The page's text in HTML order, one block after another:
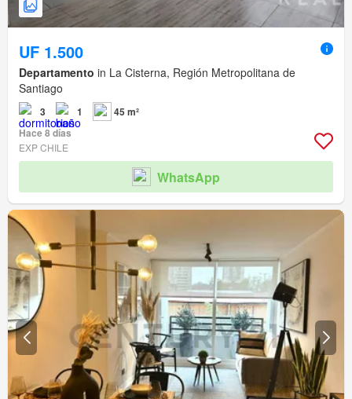
UF 1.500
Departamento in La Cisterna, Región Metropolitana de
Santiago
3 1
45 m²
Hace 8 días
EXP CHILE
WhatsApp